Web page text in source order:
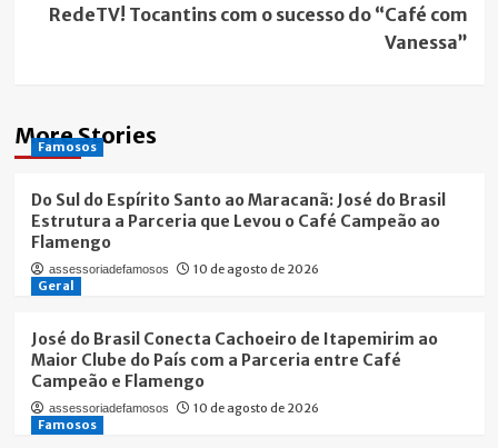
RedeTV! Tocantins com o sucesso do “Café com
Vanessa”
More Stories
Famosos
Do Sul do Espírito Santo ao Maracanã: José do Brasil
Estrutura a Parceria que Levou o Café Campeão ao
Flamengo
assessoriadefamosos
10 de agosto de 2026
Geral
José do Brasil Conecta Cachoeiro de Itapemirim ao
Maior Clube do País com a Parceria entre Café
Campeão e Flamengo
assessoriadefamosos
10 de agosto de 2026
Famosos